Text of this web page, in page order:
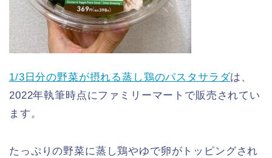
1/3日分の野菜が摂れる蒸し鶏のパスタサラダは、
2022年執筆時点にファミリーマートで販売されてい
ます。
たっぷりの野菜に蒸し鶏やゆで卵がトッピングされ